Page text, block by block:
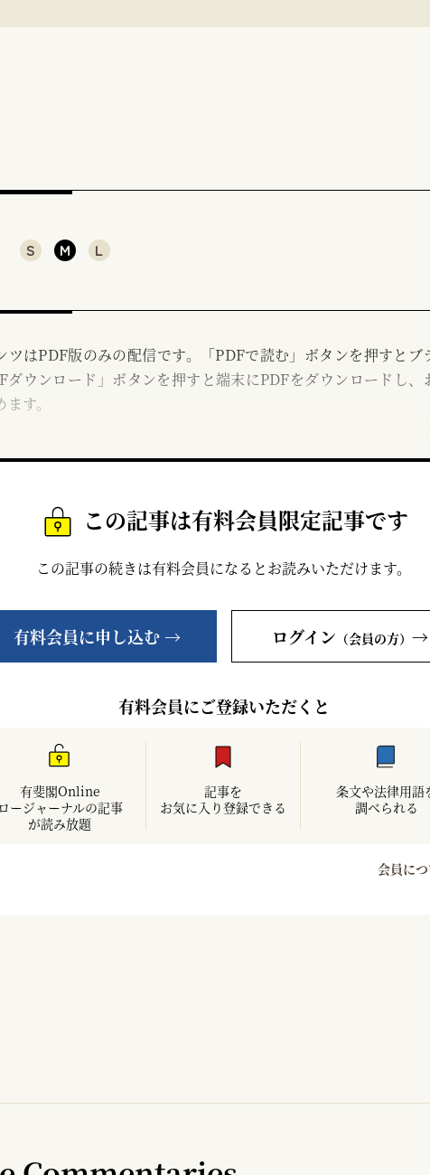
S M L
はPDF版のみの配信です。「PDFで読む」ボタンを押すとブ
ダウンロード」ボタンを押すと端末にPDFをダウンロードし、
す。
この記事は有料会員限定記事です
この記事の続きは有料会員になるとお読みいただけます。
有料会員に申し込む → ログイン （会員の方） →
有料会員にご登録いただくと
有斐閣Online
ロージャーナルの記事
が読み放題
記事を
お気に入り登録できる
条文や法律用語
調べられる
会員に